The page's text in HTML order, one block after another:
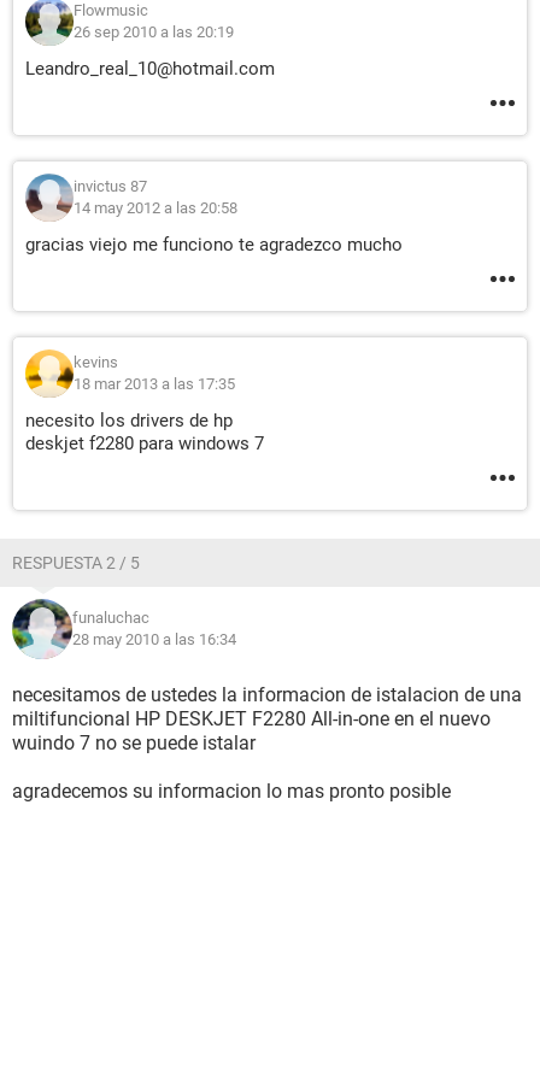
Flowmusic
26 sep 2010 a las 20:19
Leandro_real_10@hotmail.com
invictus 87
14 may 2012 a las 20:58
gracias viejo me funciono te agradezco mucho
kevins
18 mar 2013 a las 17:35
necesito los drivers de hp
deskjet f2280 para windows 7
RESPUESTA 2 / 5
funaluchac
28 may 2010 a las 16:34
necesitamos de ustedes la informacion de istalacion de una
miltifuncional HP DESKJET F2280 All-in-one en el nuevo
wuindo 7 no se puede istalar
agradecemos su informacion lo mas pronto posible